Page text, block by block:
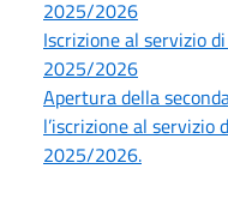
2025/2026
Iscrizione al servizio
2025/2026
Apertura della
l’iscrizione al servizio
2025/2026.